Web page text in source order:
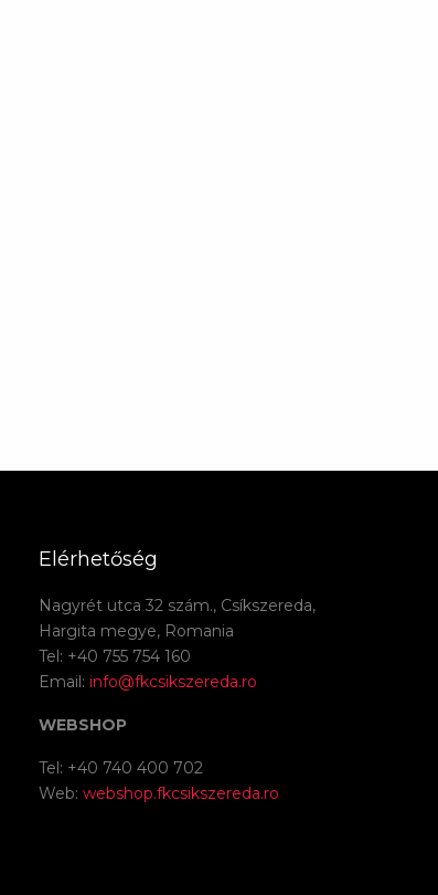
Elérhetőség
Nagyrét utca 32 szám., Csíkszereda,
Hargita megye, Romania
Tel: +40 755 754 160
Email: info@fkcsikszereda.ro
WEBSHOP
Tel: +40 740 400 702
Web: webshop.fkcsikszereda.ro